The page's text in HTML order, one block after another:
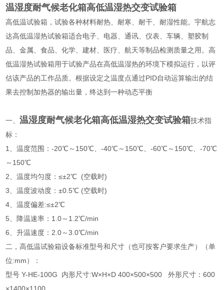
温湿度耐气候老化箱高低温湿热交变试验箱
高低温试验箱，试验各种材料耐热、耐寒、耐干、耐湿性能。宇航志
达高低温湿热试验箱适合电子、电器、通讯、仪表、车辆、塑胶制
品、金属、食品、化学、建材、医疗、航天等制品检测质量之用。高
低温湿热试验箱用于试验产品在高低温湿热的环境下模拟运行，以评
估该产品的工作品质。根据设定之温度点通过PID自动运算输出的结
果去控制加热器的输出量，终达到一种动态平衡
一、温湿度耐气候老化箱高低温湿热交变试验箱技术指
标：
1、温度范围：-20℃～150℃、-40℃～150℃、-60℃～150℃、-70℃
～150℃
2、温度均匀度：≤±2℃ (空载时)
3、温度波动度：±0.5℃ (空载时)
4、温度偏差:≤±2℃
5、降温速率：1.0～1.2℃/min
6、升温速度：2.0～3.0℃/min
二，高低温试验箱设备标准型号和尺寸（也可按客户要求生产）（单
位:mm）：
型号 Y-HE-100G 内形尺寸:W×H×D 400×500×500 外形尺寸：600
×1400×1100